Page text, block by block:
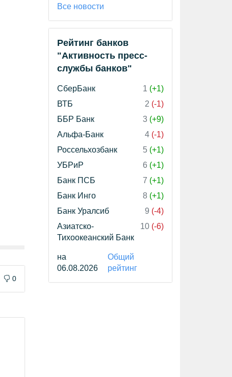
0
Все новости
Рейтинг банков
"Активность пресс-
службы банков"
СберБанк 1 (+1)
ВТБ
2 (-1)
ББР Банк
3 (+9)
Альфа-Банк
4 (-1)
Россельхозбанк
5 (+1)
УБРиР
6 (+1)
Банк ПСБ
7 (+1)
Банк Инго
8 (+1)
Банк Уралсиб
9 (-4)
Азиатско-
Тихоокеанский Банк
10 (-6)
на
06.08.2026
Общий
рейтинг